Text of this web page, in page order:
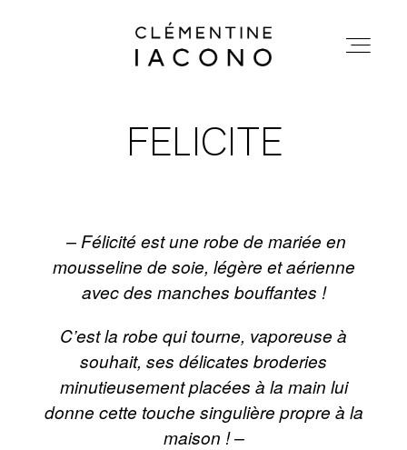
ACCUEIL
SHOWROOM
MARIÉES
JOURNAL
CLEMENTINEIACONO
ACCUEIL
SHOWROOM
A PROPOS
MARIÉES
FELICITE
– Félicité est une robe de mariée en
mousseline de soie, légère et aérienne
avec des manches bouffantes !
C’est la robe qui tourne, vaporeuse à
souhait, ses délicates broderies
minutieusement placées à la main lui
donne cette touche singulière propre à la
maison ! –